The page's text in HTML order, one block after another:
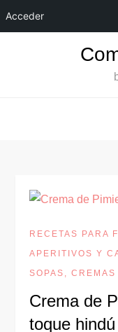
Acceder
RECETAS PARA
APERITIVOS Y
SOPAS,
Crema de
toque hindú